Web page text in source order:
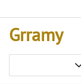
to
content
Grramy